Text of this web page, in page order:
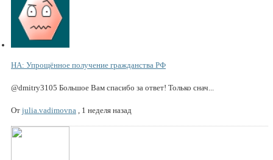
НА: Упрощённое получение гражданства РФ
@dmitry3105 Большое Вам спасибо за ответ! Только снач...
От julia.vadimovna , 1 неделя назад